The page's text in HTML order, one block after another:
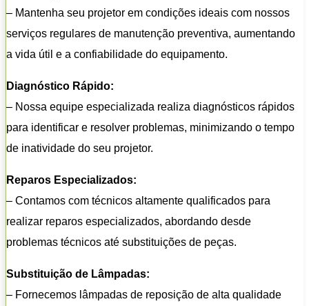
– Mantenha seu projetor em condições ideais com nossos
serviços regulares de manutenção preventiva, aumentando
a vida útil e a confiabilidade do equipamento.
Diagnóstico Rápido:
– Nossa equipe especializada realiza diagnósticos rápidos
para identificar e resolver problemas, minimizando o tempo
de inatividade do seu projetor.
Reparos Especializados:
– Contamos com técnicos altamente qualificados para
realizar reparos especializados, abordando desde
problemas técnicos até substituições de peças.
Substituição de Lâmpadas:
– Fornecemos lâmpadas de reposição de alta qualidade